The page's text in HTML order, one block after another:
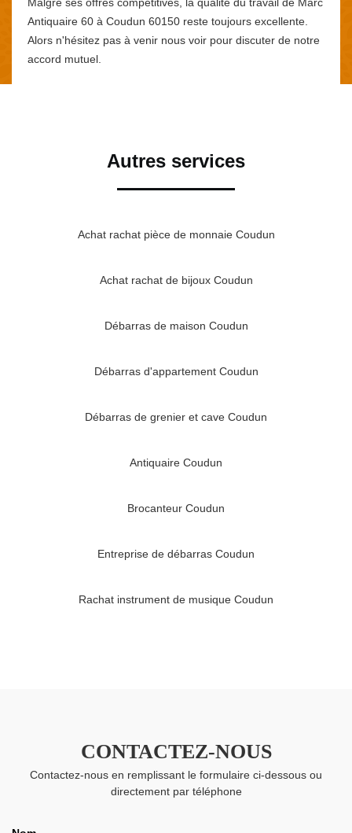
Malgré ses offres compétitives, la qualité du travail de Marc
Antiquaire 60 à Coudun 60150 reste toujours excellente.
Alors n'hésitez pas à venir nous voir pour discuter de notre
accord mutuel.
Autres services
Achat rachat pièce de monnaie Coudun
Achat rachat de bijoux Coudun
Débarras de maison Coudun
Débarras d'appartement Coudun
Débarras de grenier et cave Coudun
Antiquaire Coudun
Brocanteur Coudun
Entreprise de débarras Coudun
Rachat instrument de musique Coudun
CONTACTEZ-NOUS
Contactez-nous en remplissant le formulaire ci-dessous ou
directement par téléphone